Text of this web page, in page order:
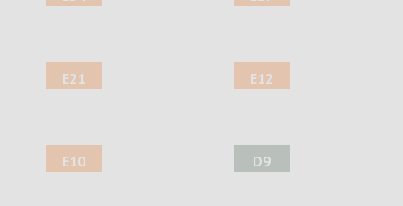
E21 E12
E10 D9